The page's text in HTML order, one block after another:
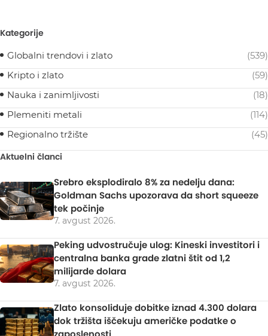
Kategorije
Globalni trendovi i zlato
(539)
Kripto i zlato
(59)
Nauka i zanimljivosti
(18)
Plemeniti metali
(114)
Regionalno tržište
(45)
Aktuelni članci
Srebro eksplodiralo 8% za nedelju dana:
Goldman Sachs upozorava da short squeeze
tek počinje
7. avgust 2026.
Peking udvostručuje ulog: Kineski investitori i
centralna banka grade zlatni štit od 1,2
milijarde dolara
7. avgust 2026.
Zlato konsoliduje dobitke iznad 4.300 dolara
dok tržišta iščekuju američke podatke o